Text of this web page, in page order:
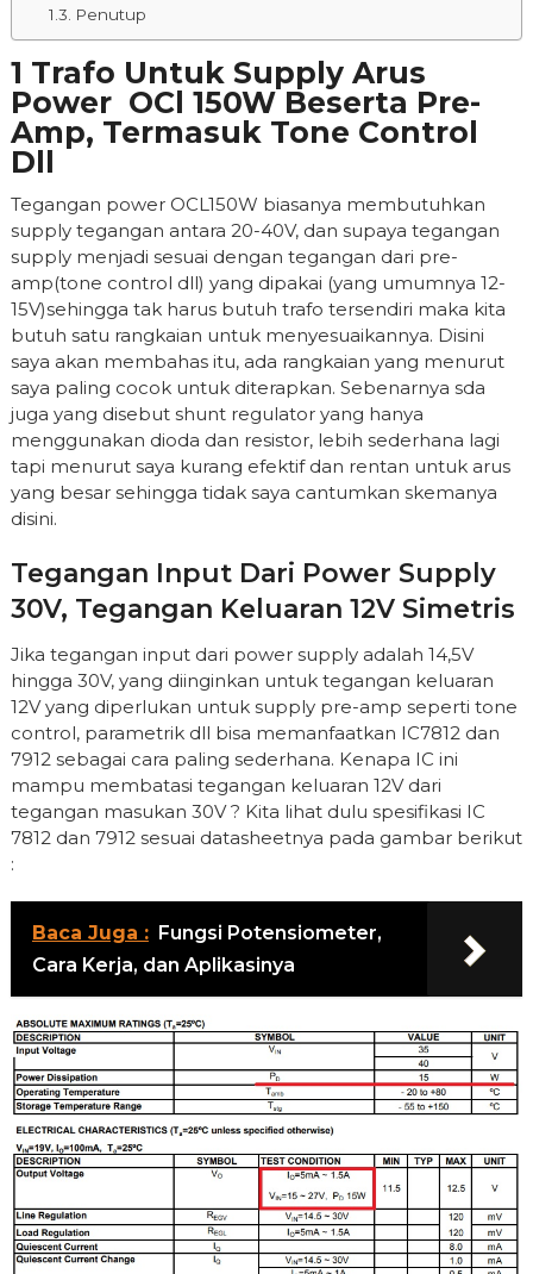
Penutup
1 Trafo Untuk Supply Arus
Power OCl 150W Beserta Pre-
Amp, Termasuk Tone Control
Dll
Tegangan power OCL150W biasanya membutuhkan
supply tegangan antara 20-40V, dan supaya tegangan
supply menjadi sesuai dengan tegangan dari pre-
amp(tone control dll) yang dipakai (yang umumnya 12-
15V)sehingga tak harus butuh trafo tersendiri maka kita
butuh satu rangkaian untuk menyesuaikannya. Disini
saya akan membahas itu, ada rangkaian yang menurut
saya paling cocok untuk diterapkan. Sebenarnya sda
juga yang disebut shunt regulator yang hanya
menggunakan dioda dan resistor, lebih sederhana lagi
tapi menurut saya kurang efektif dan rentan untuk arus
yang besar sehingga tidak saya cantumkan skemanya
disini.
Tegangan Input Dari Power Supply
30V, Tegangan Keluaran 12V Simetris
Jika tegangan input dari power supply adalah 14,5V
hingga 30V, yang diinginkan untuk tegangan keluaran
12V yang diperlukan untuk supply pre-amp seperti tone
control, parametrik dll bisa memanfaatkan IC7812 dan
7912 sebagai cara paling sederhana. Kenapa IC ini
mampu membatasi tegangan keluaran 12V dari
tegangan masukan 30V ? Kita lihat dulu spesifikasi IC
7812 dan 7912 sesuai datasheetnya pada gambar berikut
:
Baca Juga : Fungsi Potensiometer,
Cara Kerja, dan Aplikasinya